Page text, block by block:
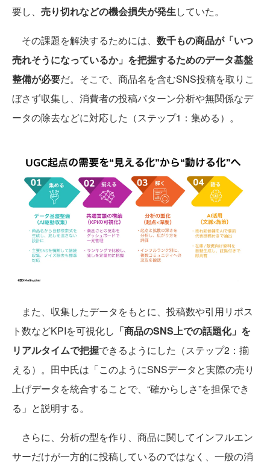
要し、 売り切れなどの機会損失が発生していた。
その課題を解決するためには、 数千もの商品が「いつ
売れそうになっているか」を把握するためのデータ基盤
整備が必要だ。そこで、商品名を含むSNS投稿を取りこ
ぼさず収集し、消費者の投稿パターン分析や無関係なデ
ータの除去などに対応した（ステップ1：集める）。
また、収集したデータをもとに、投稿数や引用リポス
ト数などKPIを可視化し 「商品のSNS上での話題化」を
リアルタイムで把握できるようにした（ステップ2：揃
える）。田中氏は「このようにSNSデータと実際の売り
上げデータを統合することで、“確からしさ”を担保でき
る」と説明する。
さらに、分析の型を作り、商品に関してインフルエン
サーだけが一方的に投稿しているのではなく、一般の消